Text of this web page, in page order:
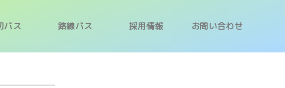
バス 路線バス 採用情報 お問い合わせ